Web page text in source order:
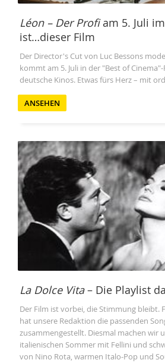
Léon – Der Profiam 5. Juli
ist…dieser Film
Der Director's Cut von Luc Bessons
kommt am 5. Juli in der "Best of
deutsche Kinos. Etwas fürs Herz – mit
ANSEHEN
La Dolce Vita– Die Playlist
Der Film ist vorbei, die Stimmung bleibt.
hat unsere Redaktion die passenden
zusammengestellt. Diesmal machen wir
italienischen Sommer mit Fellini und
von Nino Rota, warmen Italo-Pop und